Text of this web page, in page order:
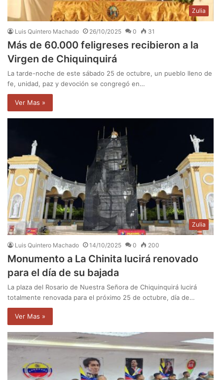
Zulia
Luis Quintero Machado 26/10/2025 0 31
Más de 60.000 feligreses recibieron a la
Virgen de Chiquinquirá
La tarde-noche de este sábado 25 de octubre, un pueblo lleno de
fe, unidad, paz y devoción se congregó en…
Ver Mas »
Zulia
Luis Quintero Machado 14/10/2025 0 200
Monumento a La Chinita lucirá renovado
para el día de su bajada
La plaza del Rosario de Nuestra Señora de Chiquinquirá lucirá
totalmente renovada para el próximo 25 de octubre, día de…
Ver Mas »